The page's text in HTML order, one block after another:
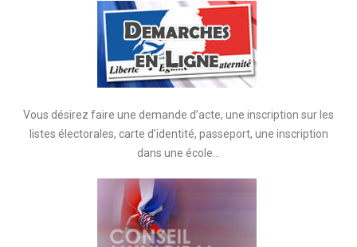
Vous désirez faire une demande d’acte, une inscription sur les
listes électorales, carte d’identité, passeport, une inscription
dans une école…